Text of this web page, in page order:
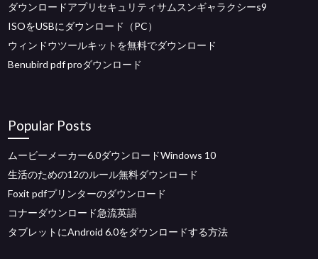
ダウンロードアプリセキュリティサムスンギャラクシーs9
ISOをUSBにダウンロード（PC）
ウィンドウツールキットを無料でダウンロード
Benubird pdf proダウンロード
Popular Posts
ムービーメーカー6.0ダウンロードWindows 10
生活のための12のルール無料ダウンロード
Foxit pdfプリンターのダウンロード
コナーダウンロード急流英語
タブレットにAndroid 6.0をダウンロードする方法